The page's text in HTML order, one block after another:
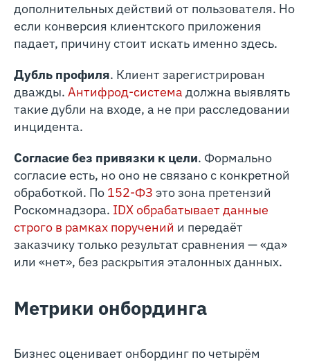
дополнительных действий от пользователя. Но
если конверсия клиентского приложения
падает, причину стоит искать именно здесь.
Дубль профиля. Клиент зарегистрирован
дважды. Антифрод-система должна выявлять
такие дубли на входе, а не при расследовании
инцидента.
Согласие без привязки к цели. Формально
согласие есть, но оно не связано с конкретной
обработкой. По 152-ФЗ это зона претензий
Роскомнадзора. IDX обрабатывает данные
строго в рамках поручений и передаёт
заказчику только результат сравнения — «да»
или «нет», без раскрытия эталонных данных.
Метрики онбординга
Бизнес оценивает онбординг по четырём